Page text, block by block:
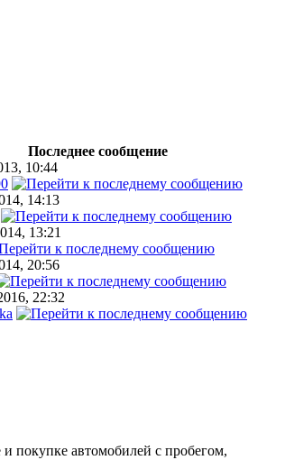
Последнее сообщение
10:44
14:13
13:21
20:56
22:32
покупке автомобилей с пробегом,